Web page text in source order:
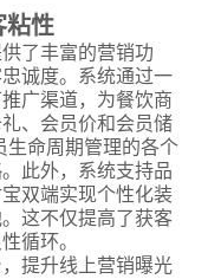
粘性
了丰富的营销功
诚度。系统通过一
广渠道，为餐饮商
、会员价和会员储
命周期管理的各个
此外，系统支持品
双端实现个性化装
这不仅提高了获客
循环。
提升线上营销曝光